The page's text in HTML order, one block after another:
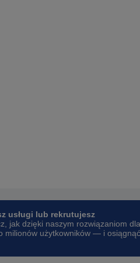
usługi lub rekrutujesz
jak dzięki naszym rozwiązaniom dla
milionów użytkowników — i osiągnąć